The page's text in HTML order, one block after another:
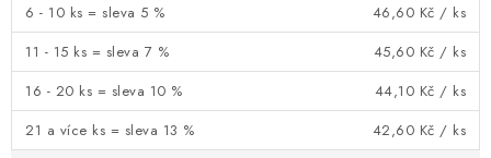
6 - 10 ks = sleva 5 %
46,60 Kč / ks
11 - 15 ks = sleva 7 %
45,60 Kč / ks
16 - 20 ks = sleva 10 %
44,10 Kč / ks
21 a více ks = sleva 13 %
42,60 Kč / ks